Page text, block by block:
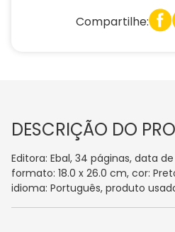
Compartilhe:
DESCRIÇÃO DO
Editora: Ebal, 34 páginas, data
formato: 18.0 x 26.0 cm, cor:
idioma: Português, produto